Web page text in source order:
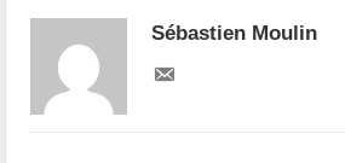
Sébastien Moulin